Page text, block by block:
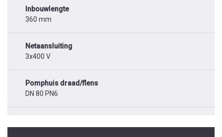
Inbouwlengte
360 mm
Netaansluiting
3x400 V
Pomphuis draad/flens
DN 80 PN6